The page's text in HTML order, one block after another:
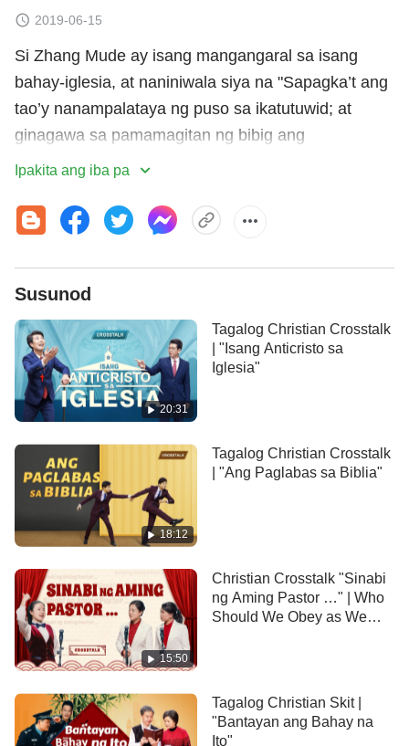
2019-06-15
Si Zhang Mude ay isang mangangaral sa isang
bahay-iglesia, at naniniwala siya na "Sapagka’t ang
tao’y nanampalataya ng puso sa ikatutuwid; at
ginagawa sa pamamagitan ng bibig ang
pagpapahayag sa ikaliligtas"
ang tawag na sa kanya ay matuwid, na nagtamo na
siya ngkaligtasan
, at na pagbalik ng Panginoon,
tuwiran siyang madadala sakaharianng langit.
Isang araw, nagbalik ang kanyang anak na babae
mula sa gawaing misyonero sa ibang mga rehiyon
at nagduda sa pananaw na ito, na maraming taon
niyang pinanghawakan. Mula noon, nagsimula ang
matinding pagtatalo sa tatlong magkakapamilyang
ito tungkol sa kung ang pagtatamo ng kaligtasan ay
magtutulot sa isang tao na makapasok sa kaharian
ng langit, kung anong klaseng mga tao ang
makakapasok sa kaharian ng langit, at mga
paksang kaugnay nito …
Ipakita ang iba pa
Susunod
20:31
Tagalog Christian Crosstalk
| "Isang Anticristo sa
Iglesia"
18:12
Tagalog Christian Crosstalk
| "Ang Paglabas sa Biblia"
15:50
Christian Crosstalk "Sinabi
ng Aming Pastor …" | Who
Should We Obey as We
Tagalog Christian Skit |
"Bantayan ang Bahay na
Ito"